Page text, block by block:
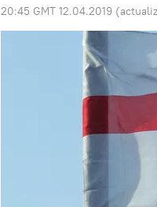
20:45 GMT 12.04.2019